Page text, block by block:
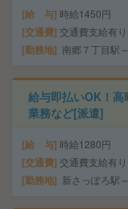
給 与 時給1450円
交通費 交通費支給有り
勤務地 南郷７丁目駅
給与即払いOK！
業務など[派遣]
給 与 時給1280円
交通費 交通費支給有り
勤務地 新さっぽろ駅